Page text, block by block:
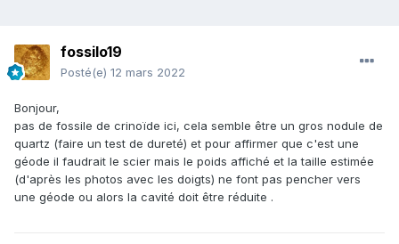
fossilo19
Posté(e) 12 mars 2022
Bonjour,
pas de fossile de crinoïde ici, cela semble être un gros nodule de
quartz (faire un test de dureté) et pour affirmer que c'est une
géode il faudrait le scier mais le poids affiché et la taille estimée
(d'après les photos avec les doigts) ne font pas pencher vers
une géode ou alors la cavité doit être réduite .